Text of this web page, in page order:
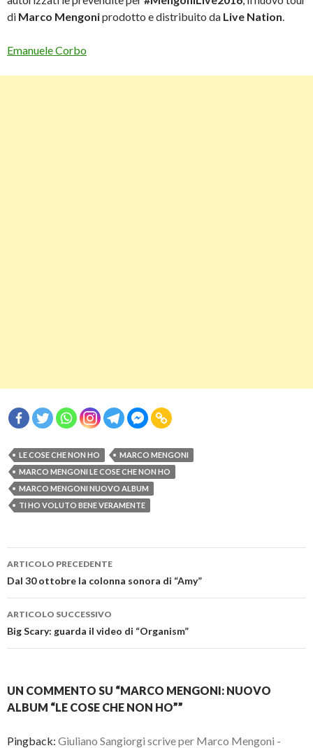
di Marco Mengoniprodotto e distribuito da Live Nation
Emanuele Corbo
LE COSE CHE NON HO
MARCO MENGONI
MARCO MENGONI LE COSE CHE NON HO
MARCO MENGONI NUOVO ALBUM
TI HO VOLUTO BENE VERAMENTE
Navigazione
articolo
ARTICOLO PRECEDENTE
Dal 30 ottobre la colonna sonora di “Amy”
ARTICOLO SUCCESSIVO
Big Scary: guarda il video di “Organism”
UN COMMENTO SU “MARCO MENGONI: NUOVO
ALBUM “LE COSE CHE NON HO””
Pingback: Giuliano Sangiorgi scrive per Marco Mengoni -